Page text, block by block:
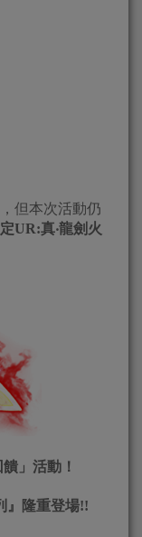
但本次活動仍
定UR:真‧龍劍火
」活動！
』隆重登場!!